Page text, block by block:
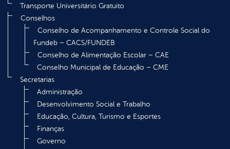
Transporte Universitário Gratuito
Conselhos
Conselho de Acompanhamento e Controle Social do
Fundeb – CACS/FUNDEB
Conselho de Alimentação Escolar – CAE
Conselho Municipal de Educação – CME
Secretarias
Administração
Desenvolvimento Social e Trabalho
Educação, Cultura, Turismo e Esportes
Finanças
Governo